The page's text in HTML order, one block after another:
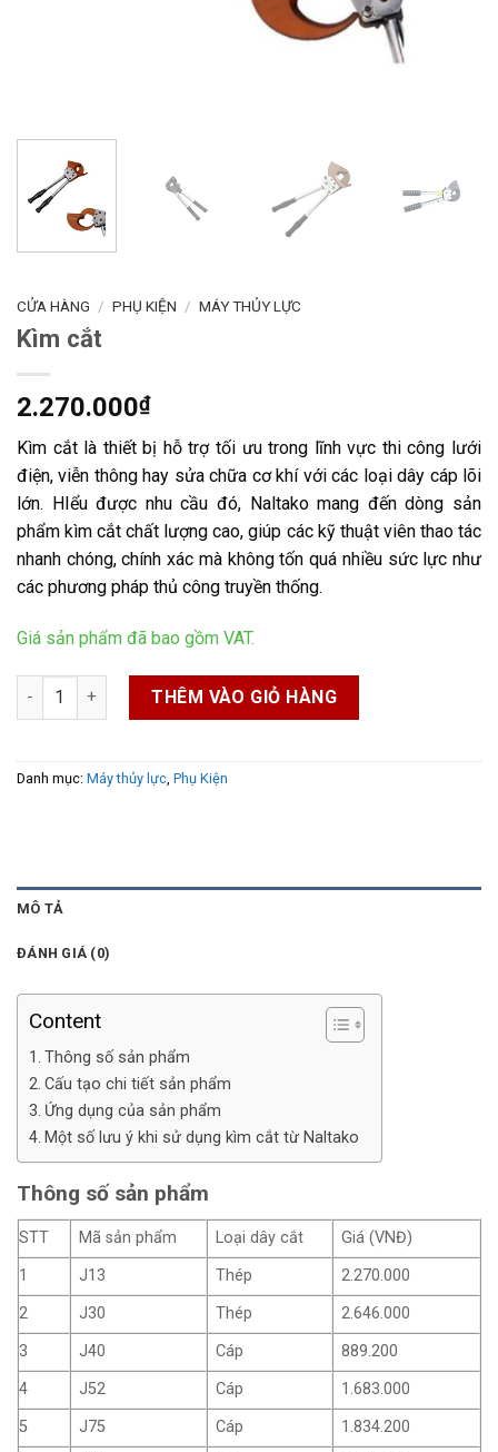
CỬA HÀNG / PHỤ KIỆN / MÁY THỦY LỰC
Kìm cắt
2.270.000₫
Kìm cắt là thiết bị hỗ trợ tối ưu trong lĩnh vực thi công lưới
điện, viễn thông hay sửa chữa cơ khí với các loại dây cáp lõi
lớn. HIểu được nhu cầu đó, Naltako mang đến dòng sản
phẩm kìm cắt chất lượng cao, giúp các kỹ thuật viên thao tác
nhanh chóng, chính xác mà không tốn quá nhiều sức lực như
các phương pháp thủ công truyền thống.
Giá sản phẩm đã bao gồm VAT.
Kìm cắt số lượng THÊM VÀO GIỎ HÀNG
Danh mục: Máy thủy lực Phụ Kiện
MÔ TẢ
ĐÁNH GIÁ (0)
Content
Thông số sản phẩm
Cấu tạo chi tiết sản phẩm
Ứng dụng của sản phẩm
Một số lưu ý khi sử dụng kìm cắt từ Naltako
Thông số sản phẩm
STT Mã sản phẩm Loại dây cắt
Giá (VNĐ)
1
J13 Thép
2.270.000
2
J30 Thép
2.646.000
3
J40 Cáp
889.200
4
J52 Cáp
1.683.000
5
J75 Cáp
1.834.200